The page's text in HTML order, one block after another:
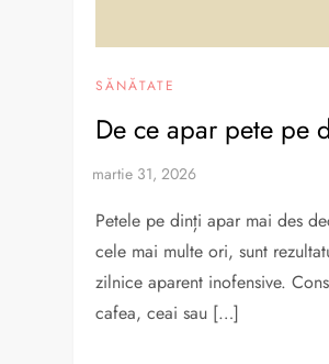
SĂNĂTATE
De ce apar pete pe
Petele pe dinți apar mai des
cele mai multe ori, sunt
zilnice aparent inofensive.
cafea, ceai sau […]